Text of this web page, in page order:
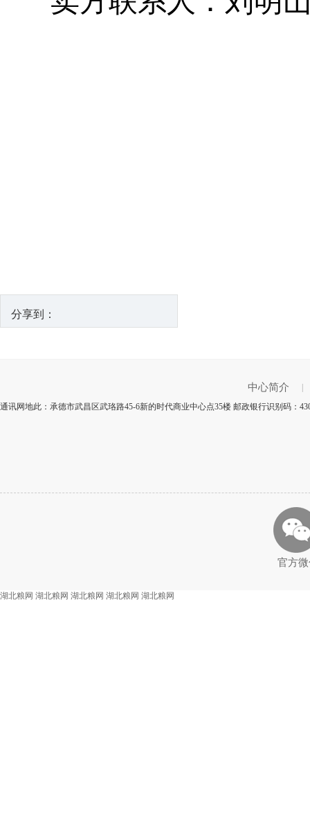
分享到：
中心简介
通讯网地此：承德市武昌区武珞路45-6新的时代商业中心点35楼 邮政银行识别码：
官方
湖北粮网 湖北粮网 湖北粮网 湖北粮网 湖北粮网